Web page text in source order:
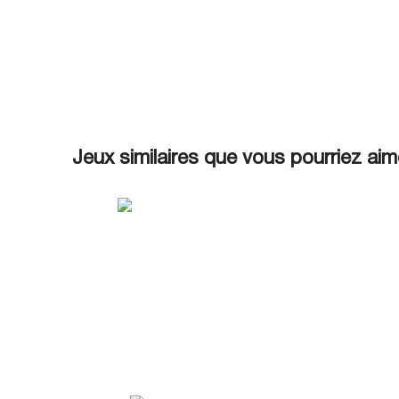
Jeux similaires que vous pourriez